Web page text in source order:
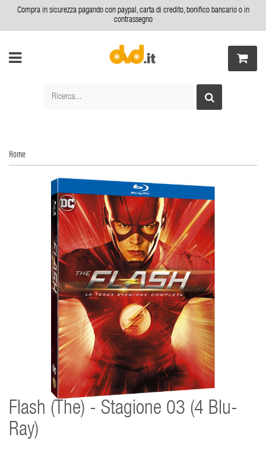
Compra in sicurezza pagando con paypal, carta di credito, bonifico bancario o in
contrassegno
Home
Flash (The) - Stagione 03 (4 Blu-
Ray)